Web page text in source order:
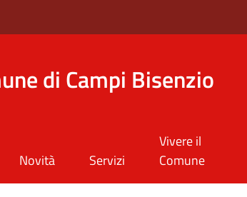
di Campi Bisenzio
Novità Servizi
Vivere il
Comune